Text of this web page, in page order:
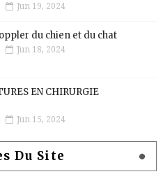
Jun 19, 2024
du chien et du chat
Jun 18, 2024
EN CHIRURGIE
Jun 15, 2024
Du Site